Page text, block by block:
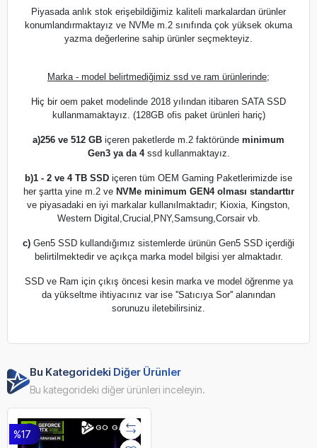
Piyasada anlık stok erişebildiğimiz kaliteli markalardan ürünler
konumlandırmaktayız ve NVMe m.2 sınıfında çok yüksek okuma
yazma değerlerine sahip ürünler seçmekteyiz.
Marka - model belirtmediğimiz ssd ve ram ürünlerinde;
Hiç bir oem paket modelinde 2018 yılından itibaren SATA SSD
kullanmamaktayız. (128GB ofis paket ürünleri hariç)
a)256 ve 512 GB içeren paketlerde m.2 faktöründe minimum
Gen3 ya da 4ssd kullanmaktayız.
b)1 - 2 ve 4 TB SSD içeren tüm OEM Gaming Paketlerimizde ise
her şartta yine m.2 ve NVMe minimum GEN4 olması standarttır
ve piyasadaki en iyi markalar kullanılmaktadır; Kioxia, Kingston,
Western Digital,Crucial,PNY,Samsung,Corsair vb.
c) Gen5 SSD kullandığımız sistemlerde ürünün Gen5 SSD içerdiği
belirtilmektedir ve açıkça marka model bilgisi yer almaktadır.
SSD ve Ram için çıkış öncesi kesin marka ve model öğrenme ya
da yükseltme ihtiyacınız var ise ''Satıcıya Sor'' alanından
sorunuzu iletebilirsiniz.
Bu Kategorideki Diğer Ürünler
Bu kategorideki diğer ürünleri inceleyin.
%17